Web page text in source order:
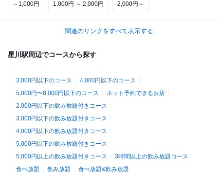
～1,000円 1,000円 ～ 2,000円 2,000円～
関連のリンクをすべて表示する
星川駅周辺でコースから探す
3,000円以下のコース
4,000円以下のコース
5,000円〜8,000円以下のコース
ネット予約できるお店
2,000円以下の飲み放題付きコース
3,000円以下の飲み放題付きコース
4,000円以下の飲み放題付きコース
5,000円以下の飲み放題付きコース
5,000円以上の飲み放題付きコース
3時間以上の飲み放題コース
食べ放題
飲み放題 食べ放題&飲み放題